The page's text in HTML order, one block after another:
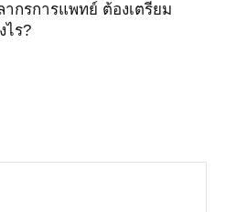
ากรการแพทย์ ต้องเตรียม
ไร?